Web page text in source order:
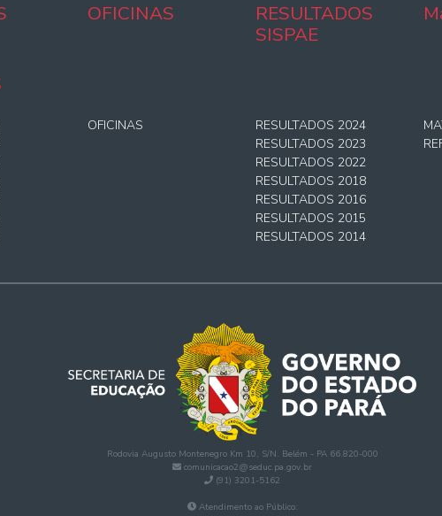
OFICINAS
RESULTADOS
SISPAE
OFICINAS
RESULTADOS 2024
RESULTADOS 2023
RESULTADOS 2022
RESULTADOS 2018
RESULTADOS 2016
RESULTADOS 2015
RESULTADOS 2014
Rodovia Augusto Montenegro Km 10, S/N. Belém - PA 66.820-000
comunicacao2@seduc.pa.gov.br
(91) 3201-5162
Atendimento ao Público: